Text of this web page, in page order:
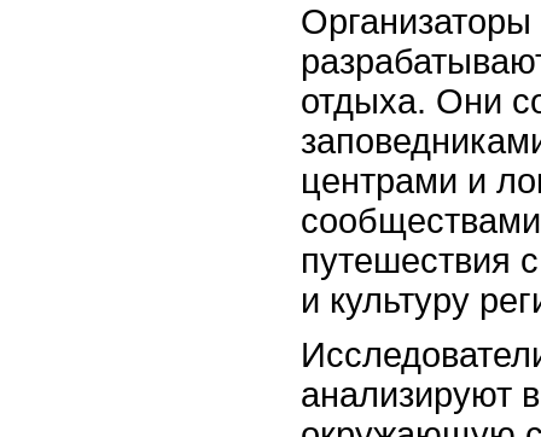
Организаторы
отдыха. Они
центрами и
путешествия
и культуру
анализируют